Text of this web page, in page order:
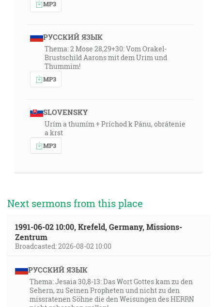
MP3
РУССКИЙ ЯЗЫК
Thema: 2 Mose 28,29+30: Vom Orakel-
Brustschild Aarons mit dem Urim und
Thummim!
MP3
SLOVENSKY
Urím a thumím + Príchod k Pánu, obrátenie
a krst
MP3
Next sermons from this place
1991-06-02 10:00, Krefeld, Germany, Missions-
Zentrum
Broadcasted: 2026-08-02 10:00
РУССКИЙ ЯЗЫК
Thema: Jesaia 30,8-13: Das Wort Gottes kam zu den
Sehern, zu Seinen Propheten und nicht zu den
missratenen Söhne die den Weisungen des HERRN